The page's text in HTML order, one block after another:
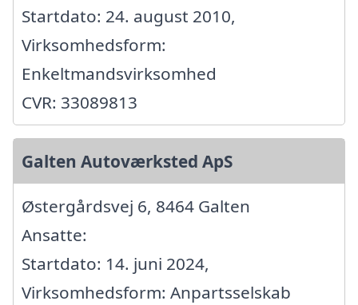
Startdato: 24. august 2010,
Virksomhedsform:
Enkeltmandsvirksomhed
CVR: 33089813
Galten Autoværksted ApS
Østergårdsvej 6, 8464 Galten
Ansatte:
Startdato: 14. juni 2024,
Virksomhedsform: Anpartsselskab